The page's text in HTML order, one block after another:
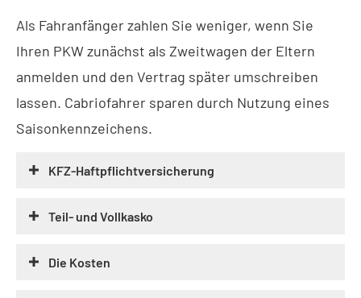
Als Fahranfänger zahlen Sie weniger, wenn Sie
Ihren PKW zunächst als Zweitwagen der Eltern
anmelden und den Vertrag später umschreiben
lassen. Cabriofahrer sparen durch Nutzung eines
Saisonkennzeichens.
KFZ-Haft­pflichtversicherung
Teil- und Vollkasko
Die Kosten